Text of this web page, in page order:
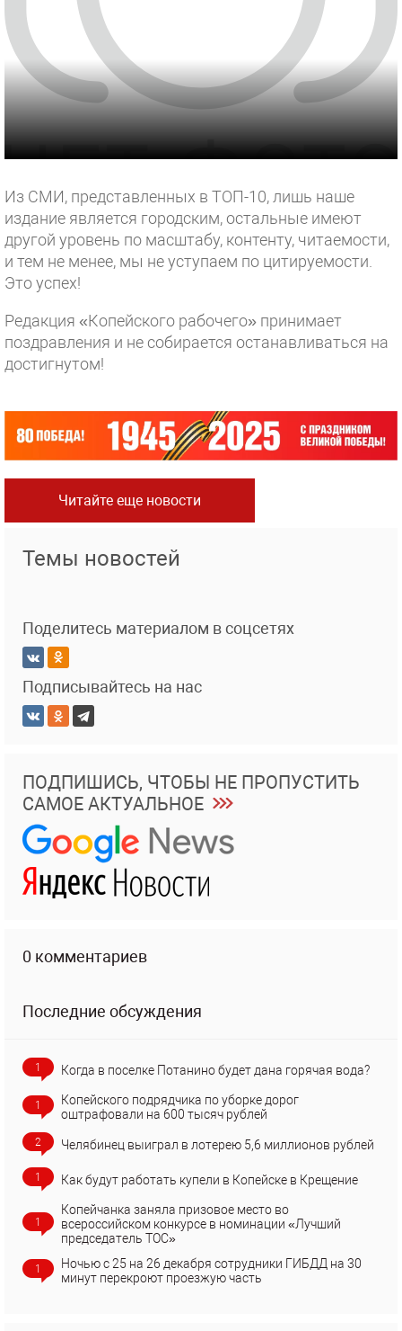
Из СМИ, представленных в ТОП-10, лишь наше
издание является городским, остальные имеют
другой уровень по масштабу, контенту, читаемости,
и тем не менее, мы не уступаем по цитируемости.
Это успех!
Редакция «Копейского рабочего» принимает
поздравления и не собирается останавливаться на
достигнутом!
Читайте еще новости
Темы новостей
Поделитесь материалом в соцсетях
Подписывайтесь на нас
ПОДПИШИСЬ, ЧТОБЫ НЕ ПРОПУСТИТЬ
САМОЕ АКТУАЛЬНОЕ
0 комментариев
Последние обсуждения
1 Когда в поселке Потанино будет дана горячая вода?
1
Копейского подрядчика по уборке дорог
оштрафовали на 600 тысяч рублей
2 Челябинец выиграл в лотерею 5,6 миллионов рублей
1 Как будут работать купели в Копейске в Крещение
1
Копейчанка заняла призовое место во
всероссийском конкурсе в номинации «Лучший
председатель ТОС»
1
Ночью с 25 на 26 декабря сотрудники ГИБДД на 30
минут перекроют проезжую часть